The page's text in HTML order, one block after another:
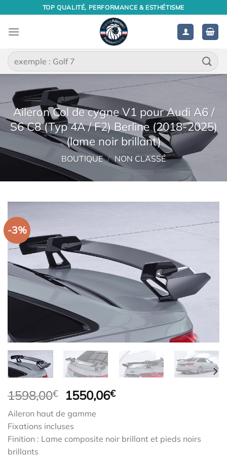
contenu
TOP QUALITÉ, PERFORMANCE & ESTHÉTISME
Recherche
pour :
Aileron Col de cygne V1 pour Audi A6 /
S6 C8 (Typ 4A / F2) Berline (2018-2025)
(lame noir brillant)
BOUTIQUE / NON CLASSÉ
-3%
1598,00€
Le
initial
était :
1598,00€.
1550,06€Le
1550,06€.
Aileron haut de gamme
Fixations incluses
Finition : Lame composite noir brillant et pieds noirs
brillants